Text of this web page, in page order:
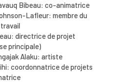
Bibeau: co-animatrice
Lafleur: membre du
directrice de projet
principale)
Alaku: artiste
coordonnatrice de projets